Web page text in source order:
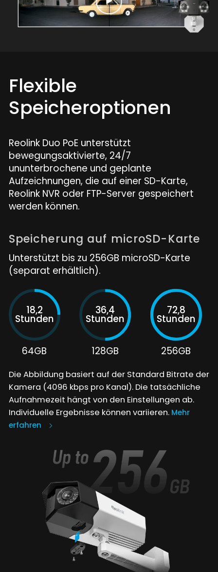
Flexible
Speicheroptionen
Reolink Duo PoE unterstützt
bewegungsaktivierte, 24/7
ununterbrochene und geplante
Aufzeichnungen, die auf einer SD-Karte,
Reolink NVR oder FTP-Server gespeichert
werden können.
Speicherung auf microSD-Karte
Unterstützt bis zu 256GB microSD-Karte
(separat erhältlich).
18,2
Stunden
64GB
36,4
Stunden
128GB
72,8
Stunden
256GB
Die Abbildung basiert auf der Standard Bitrate der
Kamera (4096 kbps pro Kanal). Die tatsächliche
Aufnahmezeit hängt von den Einstellungen ab.
Individuelle Ergebnisse können variieren. Mehr
erfahren